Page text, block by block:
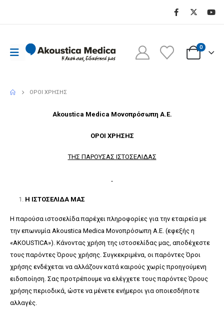
0
ΟΡΟΙ ΧΡΗΣΗΣ
Akoustica Medica Μονοπρόσωπη Α.Ε.
ΟΡΟΙ ΧΡΗΣΗΣ
ΤΗΣ ΠΑΡΟΥΣΑΣ ΙΣΤΟΣΕΛΙΔΑΣ
Η ΙΣΤΟΣΕΛΙΔΑ ΜΑΣ
Η παρούσα ιστοσελίδα παρέχει πληροφορίες για την εταιρεία με
την επωνυμία Akoustica Medica Μονοπρόσωπη Α.Ε. (εφεξής η
«AKOUSTICA»). Κάνοντας χρήση της ιστοσελίδας μας, αποδέχεστε
τους παρόντες Όρους χρήσης. Συγκεκριμένα, οι παρόντες Όροι
χρήσης ενδέχεται να αλλάζουν κατά καιρούς χωρίς προηγούμενη
ειδοποίηση. Σας προτρέπουμε να ελέγχετε τους παρόντες Όρους
χρήσης περιοδικά, ώστε να μένετε ενήμεροι για οποιεσδήποτε
αλλαγές.